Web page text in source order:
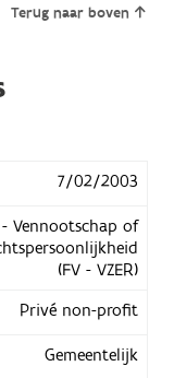
Terug naar boven
7/02/2003
Vennootschap of
(FV - VZER)
Privé non-profit
Gemeentelijk